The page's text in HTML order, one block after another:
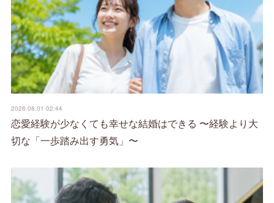
2026.08.01 02:44
恋愛経験が少なくても幸せな結婚はできる 〜経験より大
切な「一歩踏み出す勇気」〜